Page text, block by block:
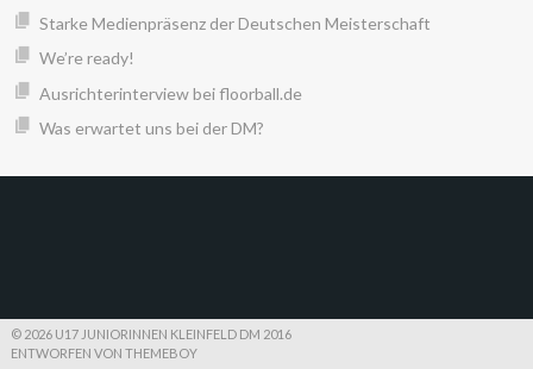
Starke Medienpräsenz der Deutschen Meisterschaft
We’re ready!
Ausrichterinterview bei floorball.de
Was erwartet uns bei der DM?
© 2026 U17 JUNIORINNEN KLEINFELD DM 2016
ENTWORFEN VON THEMEBOY